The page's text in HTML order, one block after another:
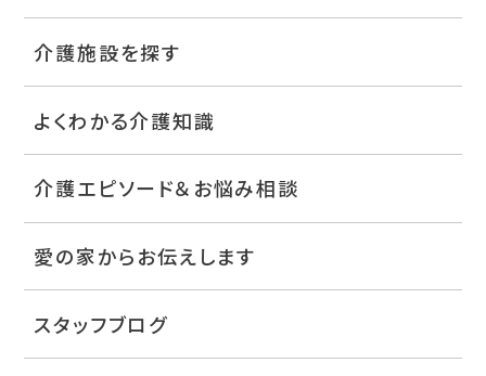
介護施設を探す
よくわかる介護知識
介護エピソード＆お悩み相談
愛の家からお伝えします
スタッフブログ